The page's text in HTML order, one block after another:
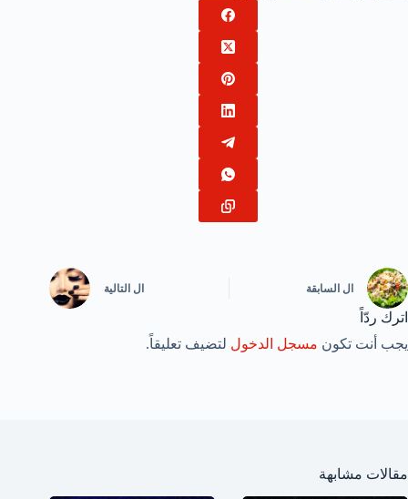
ال السابقة ال التالية
اترك ردّاً
يجب أنت تكون مسجل الدخول لتضيف تعليقاً.
مقالات مشابهة